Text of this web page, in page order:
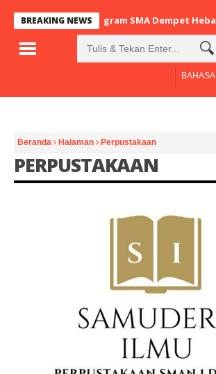
BREAKING NEWSProgram SMA Dempet Hebat
BAHASA
Beranda Halaman Perpustakaan
PERPUSTAKAAN